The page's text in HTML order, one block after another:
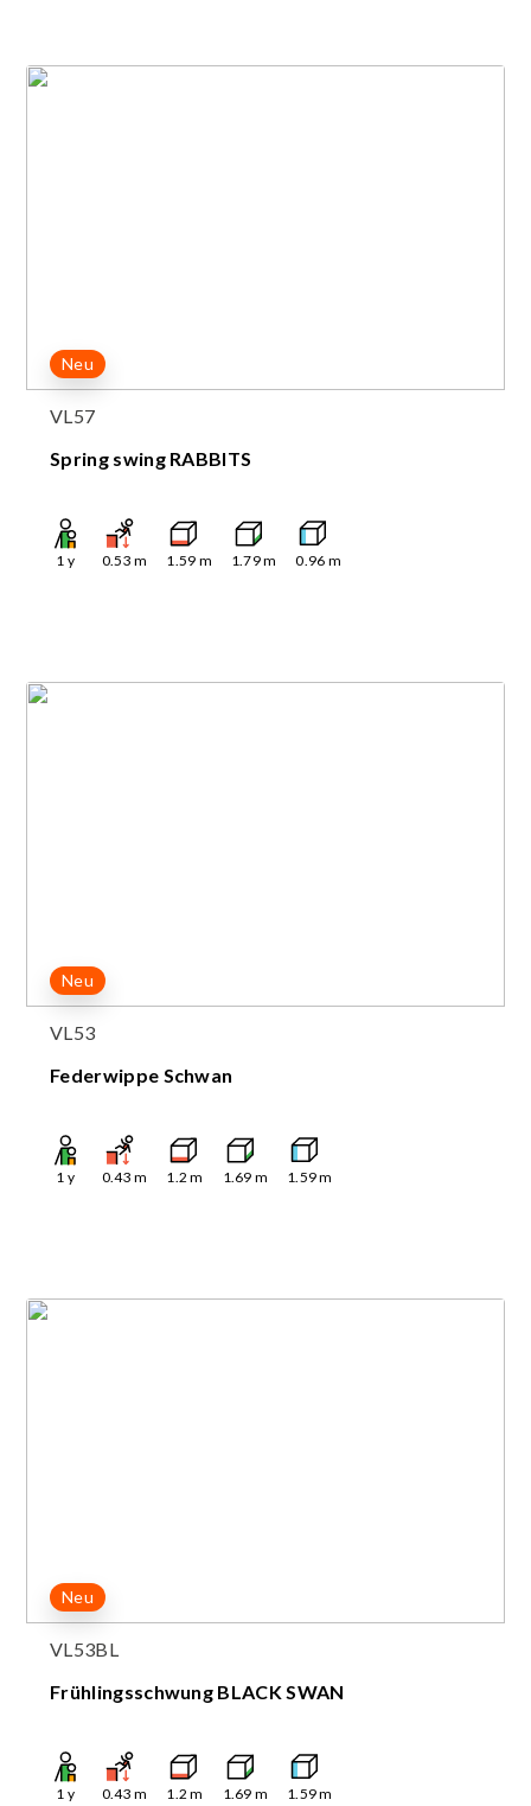
Neu
VL57
Spring swing RABBITS
1 y 0.53 m 1.59 m 1.79m 0.96 m
Neu
VL53
Federwippe Schwan
1 y 0.43 m 1.2 m 1.69 m 1.59m
Neu
VL53BL
Frühlingsschwung BLACK SWAN
1 y 0.43 m 1.2 m 1.69 m 1.59m